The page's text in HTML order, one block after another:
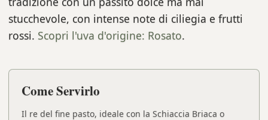
stucchevole, con intense note di ciliegia e frutti
rossi. Scopri l'uva d'origine: Rosato.
Come Servirlo
Il re del fine pasto, ideale con la Schiaccia Briaca o